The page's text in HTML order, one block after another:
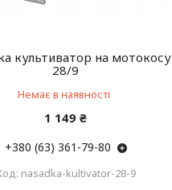
культиватор на мотокосу
28/9
Немає в наявності
1 149 ₴
+380 (63) 361-79-80
nasadka-kultivator-28-9